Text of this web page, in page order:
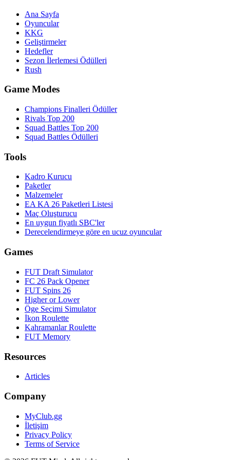
Ana Sayfa
Oyuncular
KKG
Geliştirmeler
Hedefler
Sezon İlerlemesi Ödülleri
Rush
Game Modes
Champions Finalleri Ödüller
Rivals Top 200
Squad Battles Top 200
Squad Battles Ödülleri
Tools
Kadro Kurucu
Paketler
Malzemeler
EA KA 26 Paketleri Listesi
Maç Oluşturucu
En uygun fiyatlı SBC'ler
Derecelendirmeye göre en ucuz oyuncular
Games
FUT Draft Simulator
FC 26 Pack Opener
FUT Spins 26
Higher or Lower
Öge Seçimi Simulator
İkon Roulette
Kahramanlar Roulette
FUT Memory
Resources
Articles
Company
MyClub.gg
İletişim
Privacy Policy
Terms of Service